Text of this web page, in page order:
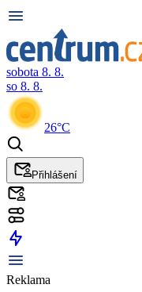
sobota 8. 8.
so 8. 8.
26°C
Přihlášení
Reklama